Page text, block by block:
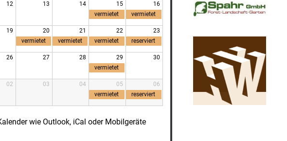
12 13 14 15 16
19 20 21 22 23
26 27 28 29 30
02 03 04 05 06
vermietet vermietet
vermietet vermietet vermietet reserviert
vermietet
vermietet reserviert
wie Outlook, iCal oder Mobilgeräte